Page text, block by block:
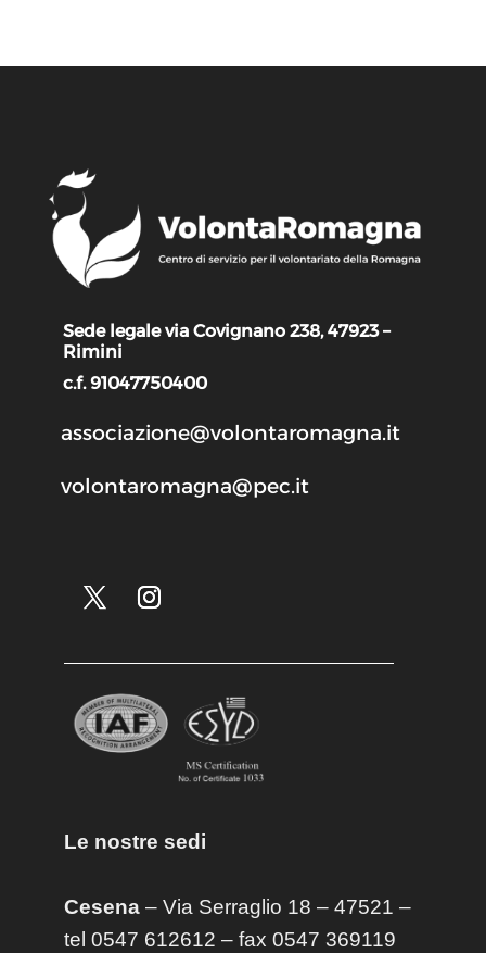
Sede legale via Covignano 238, 47923 –
Rimini
c.f. 91047750400
associazione@volontaromagna.it
volontaromagna@pec.it
Le nostre sedi
Cesena– Via Serraglio 18 – 47521 –
tel 0547 612612 – fax 0547 369119